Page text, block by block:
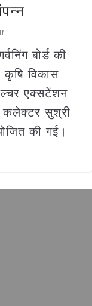
बोर्ड की
विकास
एक्सटेंशन
कलेक्टर सुश्री
की गई।